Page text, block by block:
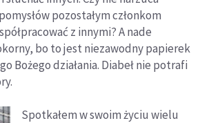
pozostałym członkom
z innymi? A nade
bo to jest niezawodny papierek
Bożego działania. Diabeł nie potrafi
Spotkałem w swoim życiu wielu